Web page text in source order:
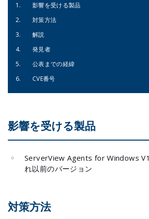
影響を受ける製品
対策方法
解説
発見者
公表までの経緯
CVE番号
影響を受ける製品
ServerView Agents for Windows
れ以前のバージョン
対策方法